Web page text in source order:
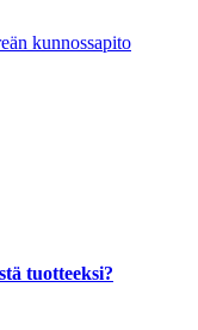
kunnossapito
tuotteeksi?